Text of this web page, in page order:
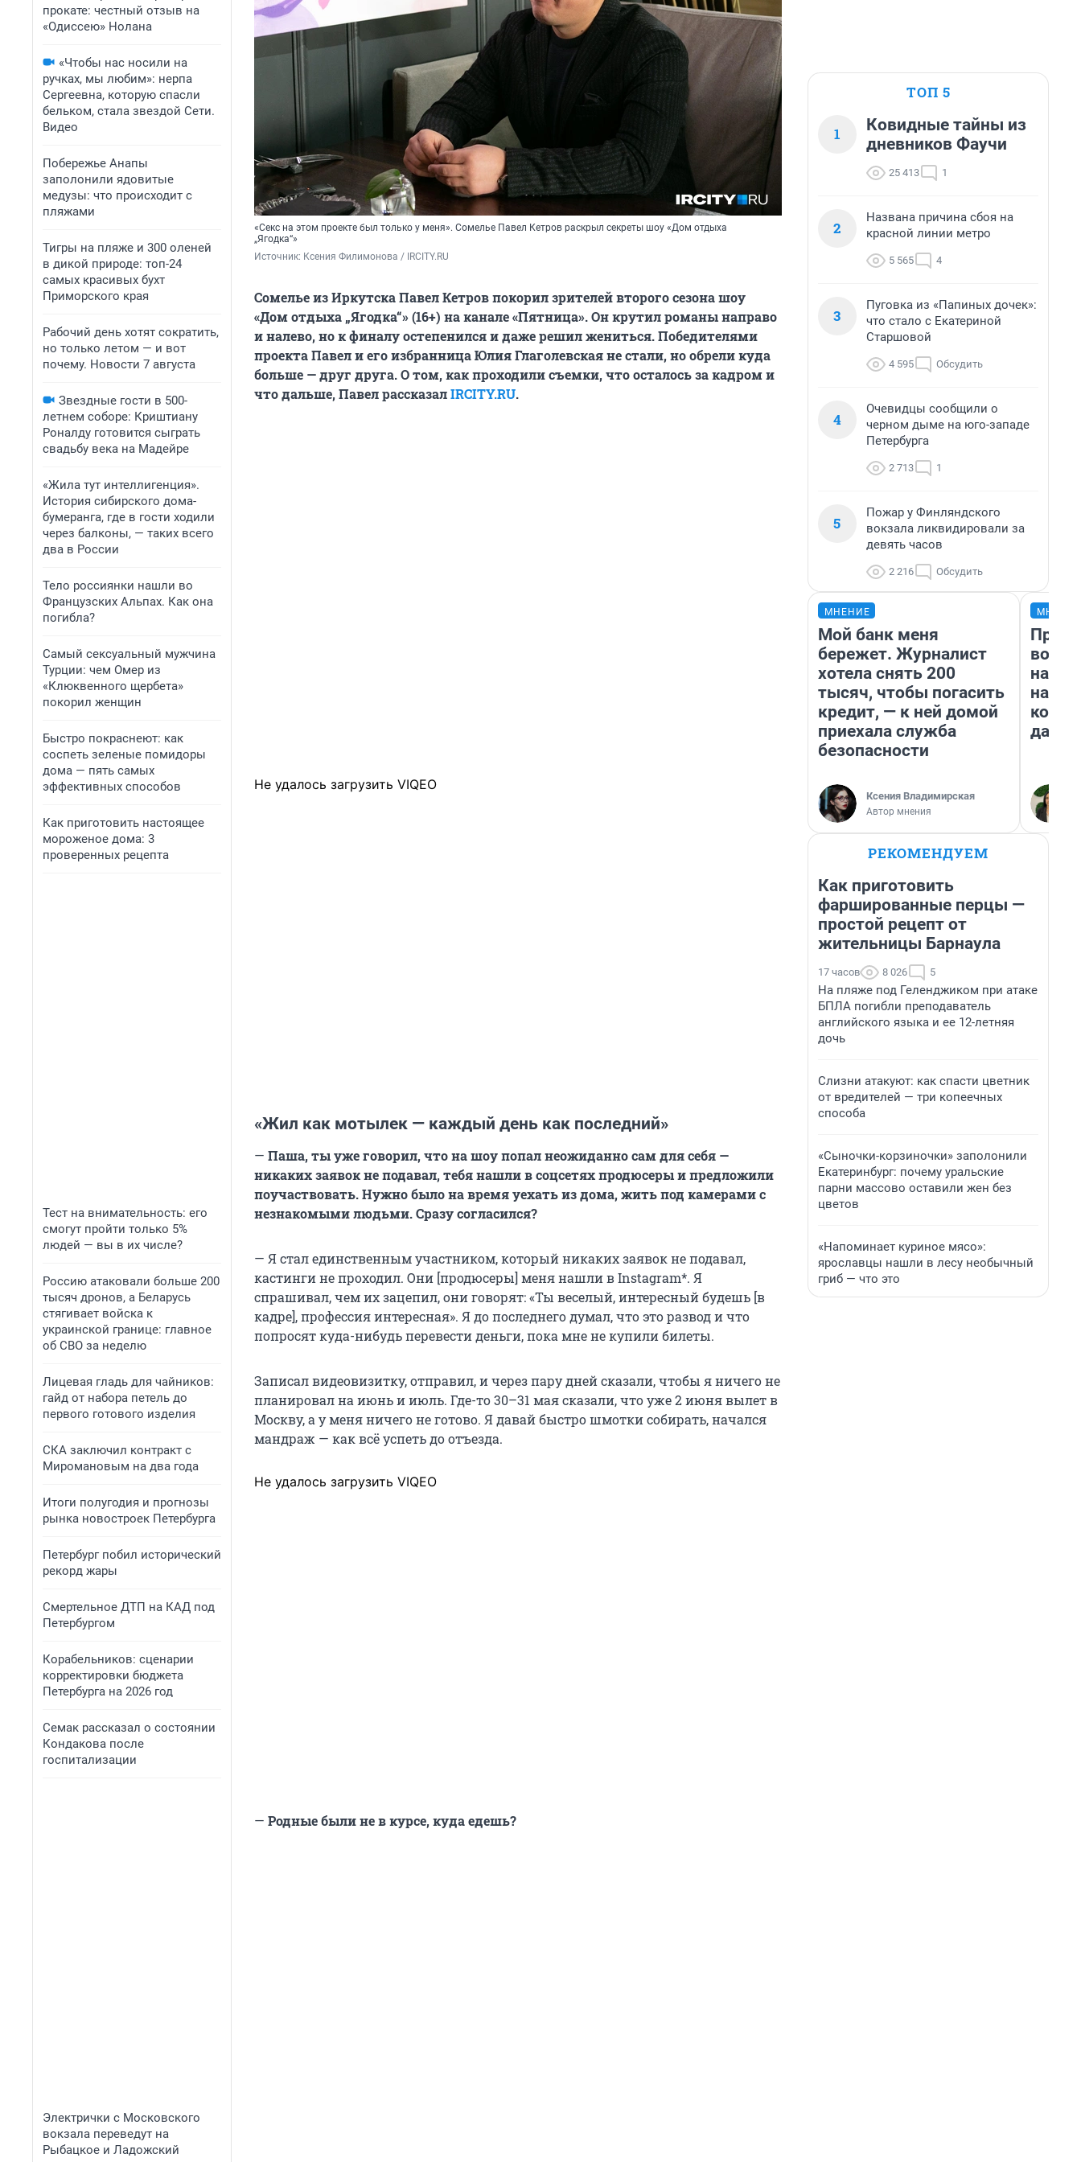
прокате: честный отзыв на
«Одиссею» Нолана
«Чтобы нас носили на
ручках, мы любим»: нерпа
Сергеевна, которую спасли
бельком, стала звездой Сети.
Видео
Побережье Анапы
заполонили ядовитые
медузы: что происходит с
пляжами
Тигры на пляже и 300 оленей
в дикой природе: топ-24
самых красивых бухт
Приморского края
Рабочий день хотят сократить,
но только летом — и вот
почему. Новости 7 августа
Звездные гости в 500-
летнем соборе: Криштиану
Роналду готовится сыграть
свадьбу века на Мадейре
«Жила тут интеллигенция».
История сибирского дома-
бумеранга, где в гости ходили
через балконы, — таких всего
два в России
Тело россиянки нашли во
Французских Альпах. Как она
погибла?
Самый сексуальный мужчина
Турции: чем Омер из
«Клюквенного щербета»
покорил женщин
Быстро покраснеют: как
соспеть зеленые помидоры
дома — пять самых
эффективных способов
Как приготовить настоящее
мороженое дома: 3
проверенных рецепта
Тест на внимательность: его
смогут пройти только 5%
людей — вы в их числе?
Россию атаковали больше 200
тысяч дронов, а Беларусь
стягивает войска к
украинской границе: главное
об СВО за неделю
Лицевая гладь для чайников:
гайд от набора петель до
первого готового изделия
СКА заключил контракт с
Миромановым на два года
Итоги полугодия и прогнозы
рынка новостроек Петербурга
Петербург побил исторический
рекорд жары
Смертельное ДТП на КАД под
Петербургом
Корабельников: сценарии
корректировки бюджета
Петербурга на 2026 год
Семак рассказал о состоянии
Кондакова после
госпитализации
Электрички с Московского
вокзала переведут на
Рыбацкое и Ладожский
«Секс на этом проекте был только у меня». Сомелье Павел Кетров раскрыл секреты шоу «Дом отдыха
„Ягодка“»
Источник: Ксения Филимонова / IRCITY.RU
Сомелье из Иркутска Павел Кетров покорил зрителей второго сезона шоу
«Дом отдыха „Ягодка“» (16+) на канале «Пятница». Он крутил романы направо
и налево, но к финалу остепенился и даже решил жениться. Победителями
проекта Павел и его избранница Юлия Глаголевская не стали, но обрели куда
больше — друг друга. О том, как проходили съемки, что осталось за кадром и
что дальше, Павел рассказалIRCITY.RU.
Не удалось загрузить VIQEO
«Жил как мотылек — каждый день как последний»
— Паша, ты уже говорил, что на шоу попал неожиданно сам для себя —
никаких заявок не подавал, тебя нашли в соцсетях продюсеры и предложили
поучаствовать. Нужно было на время уехать из дома, жить под камерами с
незнакомыми людьми. Сразу согласился?
— Я стал единственным участником, который никаких заявок не подавал,
кастинги не проходил. Они [продюсеры] меня нашли в Instagram*. Я
спрашивал, чем их зацепил, они говорят: «Ты веселый, интересный будешь [в
кадре], профессия интересная». Я до последнего думал, что это развод и что
попросят куда-нибудь перевести деньги, пока мне не купили билеты.
Записал видеовизитку, отправил, и через пару дней сказали, чтобы я ничего не
планировал на июнь и июль. Где-то 30–31 мая сказали, что уже 2 июня вылет в
Москву, а у меня ничего не готово. Я давай быстро шмотки собирать, начался
мандраж — как всё успеть до отъезда.
Не удалось загрузить VIQEO
— Родные были не в курсе, куда едешь?
ТОП 5
1
Ковидные тайны из
дневников Фаучи
25 413 1
2
Названа причина сбоя на
красной линии метро
5 565 4
3
Пуговка из «Папиных дочек»:
что стало с Екатериной
Старшовой
4 595 Обсудить
4
Очевидцы сообщили о
черном дыме на юго-западе
Петербурга
2 713 1
5
Пожар у Финляндского
вокзала ликвидировали за
девять часов
2 216 Обсудить
МНЕНИЕ
Мой банк меня
бережет. Журналист
хотела снять 200
тысяч, чтобы погасить
кредит, — к ней домой
приехала служба
безопасности
Ксения Владимирская
Автор мнения
нам
даже
РЕКОМЕНДУЕМ
Как приготовить
фаршированные перцы —
простой рецепт от
жительницы Барнаула
17 часов 8 026 5
На пляже под Геленджиком при атаке
БПЛА погибли преподаватель
английского языка и ее 12-летняя
дочь
Слизни атакуют: как спасти цветник
от вредителей — три копеечных
способа
«Сыночки-корзиночки» заполонили
Екатеринбург: почему уральские
парни массово оставили жен без
цветов
«Напоминает куриное мясо»:
ярославцы нашли в лесу необычный
гриб — что это